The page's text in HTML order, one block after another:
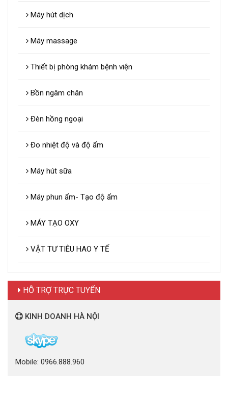
Máy hút dịch
Máy massage
Thiết bị phòng khám bệnh viện
Bồn ngâm chân
Đèn hồng ngoại
Đo nhiệt độ và độ ẩm
Máy hút sữa
Máy phun ẩm- Tạo độ ẩm
MÁY TẠO OXY
VẬT TƯ TIÊU HAO Y TẾ
HỖ TRỢ TRỰC TUYẾN
KINH DOANH HÀ NỘI
Mobile: 0966.888.960